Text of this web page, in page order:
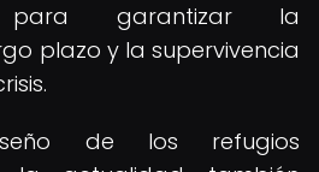
para garantizar la
plazo y la supervivencia
de los refugios